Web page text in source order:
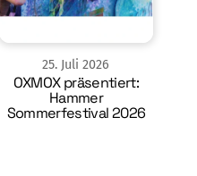
25. Juli 2026
OXMOX präsentiert:
Hammer
Sommerfestival 2026